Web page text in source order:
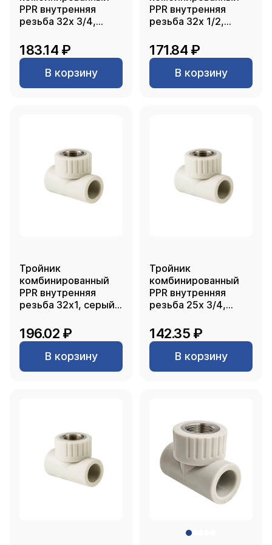
PPR внутренняя
резьба 32х 3/4,
183.14 ₽
В корзину
PPR внутренняя
резьба 32х 1/2,
171.84 ₽
В корзину
Тройник
комбинированный
PPR внутренняя
резьба 32х1, серый,
196.02 ₽
В корзину
Тройник
комбинированный
PPR внутренняя
резьба 25х 3/4,
142.35 ₽
В корзину